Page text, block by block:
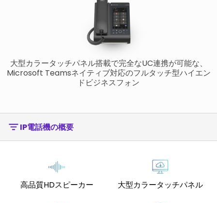
Stay in the loop
大型カラータッチパネル搭載で完全なUC連携が可能な、
Microsoft Teamsネイティブ対応のフルタッチ型ハイエン
ドビジネスフォン
IP電話機の概要
高品質HDスピーカー 大型カラータッチパネル